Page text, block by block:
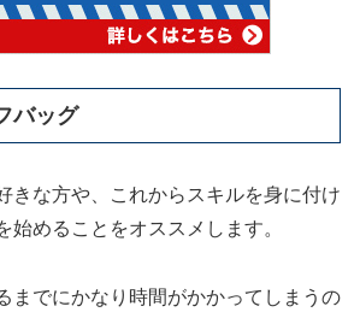
バッグ
きな方や、これからスキルを身に付け
始めることをオススメします。
までにかなり時間がかかってしまうの